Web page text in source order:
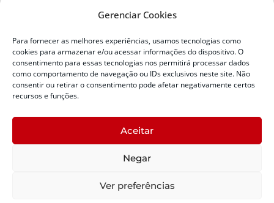
Gerenciar Cookies
Para fornecer as melhores experiências, usamos tecnologias como
cookies para armazenar e/ou acessar informações do dispositivo. O
consentimento para essas tecnologias nos permitirá processar dados
como comportamento de navegação ou IDs exclusivos neste site. Não
consentir ou retirar o consentimento pode afetar negativamente certos
recursos e funções.
Aceitar
Negar
Ver preferências
Alertas Defesa Civil:
SMS 40199
ENDEREÇO
Defesa Civil do Estado de Santa Catarina
Bairro:
Capoeiras, Florianópolis, SC
Política de Privacidade